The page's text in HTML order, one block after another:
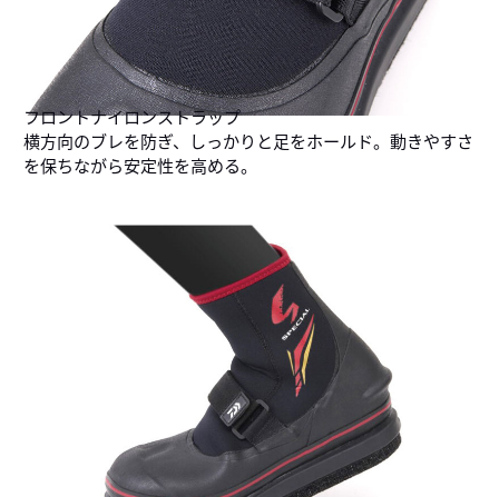
フロントナイロンストラップ
横方向のブレを防ぎ、しっかりと足をホールド。動きやすさ
を保ちながら安定性を高める。